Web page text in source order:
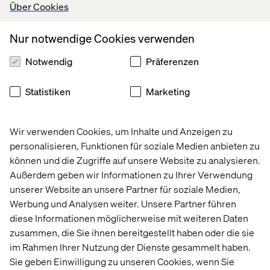
Über Cookies
Wir verwenden Cookies, um Inhalte und Anzeigen zu
personalisieren, Funktionen für soziale Medien anbieten zu
können und die Zugriffe auf unsere Website zu analysieren.
Außerdem geben wir Informationen zu Ihrer Verwendung
unserer Website an unsere Partner für soziale Medien,
Werbung und Analysen weiter. Unsere Partner führen
diese Informationen möglicherweise mit weiteren Daten
zusammen, die Sie ihnen bereitgestellt haben oder die sie
im Rahmen Ihrer Nutzung der Dienste gesammelt haben.
Sie geben Einwilligung zu unseren Cookies, wenn Sie
Nur notwendige Cookies verwenden
Notwendig Präferenzen
Statistiken Marketing
ihre Unternehmen durch innovative und nachhaltige
Wie die Digitalisierung dabei hilft, in schwierigen
Marktsituationen
resilientzu sein
Anfang der
digitalen Transformationstehen
WelchePlattformenundToolswerden genutzt, um
den Wandel voranzutreiben
WarumHeadless - undComposable-Ansätze immer
beliebter werden
Der jährliche Forschungsbericht Voice of